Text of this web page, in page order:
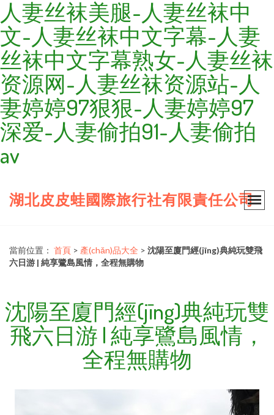
人妻丝袜美腿-人妻丝袜中
文-人妻丝袜中文字幕-人妻
丝袜中文字幕熟女-人妻丝袜
资源网-人妻丝袜资源站-人
妻婷婷97狠狠-人妻婷婷97
深爱-人妻偷拍91-人妻偷拍
av
湖北皮皮蛙國際旅行社有限責任公司
當前位置： 首頁 > 產(chǎn)品大全 > 沈陽至廈門經(jīng)典純玩雙飛
六日游 | 純享鷺島風情，全程無購物
沈陽至廈門經(jīng)典純玩雙
飛六日游 | 純享鷺島風情，
全程無購物